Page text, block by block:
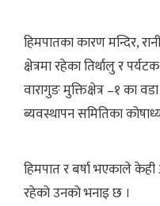
हिमपातका कारण मन्दिर,
क्षेत्रमा रहेका तिर्थालु र
वारागुङ मुक्तिक्षेत्र –१ का
ब्यवस्थापन समितिका
हिमपात र बर्षा भएकाले
रहेको उनको भनाइ छ ।